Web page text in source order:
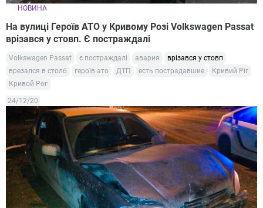
НОВИНА
На вулиці Героїв АТО у Кривому Розі Volkswagen Passat
врізався у стовп. Є постраждалі
Volkswagen Passat є постраждалі авария
врізався у стовп
врезался в столб
героїв ато ДТП есть пострадавшие
Кривий Ріг
Кривой Рог
24/12/20